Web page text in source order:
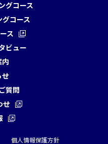
ビュー
内
グコース
グコース
ス
せ
質問
せ
個人情報保護方針